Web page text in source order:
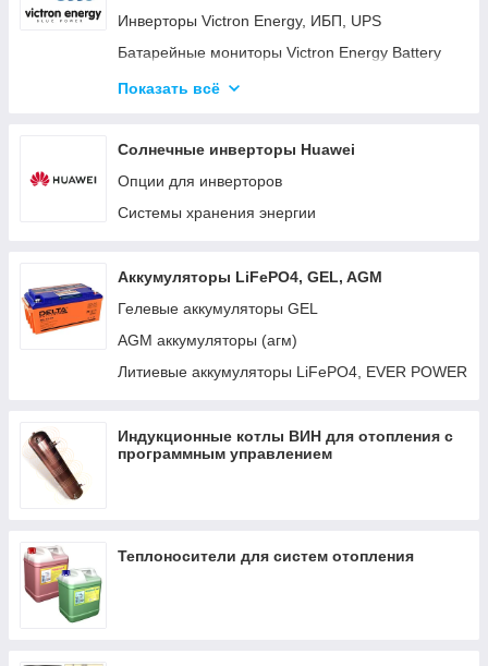
Комплектующие к солнечным
Инверторы Victron Energy, ИБП, UPS
Батарейные мониторы Victron Energy Battery
Панели управления для систем Victron Energy
Color Control GX (CCGX) и Venus GX
Orion DC-DC преобразователи
Показать всё
Солнечные инверторы Huawei
Опции для инверторов
Системы хранения энергии
Аккумуляторы LiFePO4, GEL, AGM
Гелевые аккумуляторы GEL
AGM аккумуляторы (агм)
Литиевые аккумуляторы LiFePO4, EVER POWER
Индукционные котлы ВИН для отопления с
программным управлением
Теплоносители для систем отопления